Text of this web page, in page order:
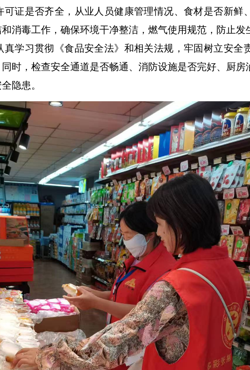
证是否齐全，从业人员健康管理情况、食材是否新鲜
消毒工作，确保环境干净整洁，燃气使用规范，防止
学习贯彻《食品安全法》和相关法规，牢固树立安全
时，检查安全通道是否畅通、消防设施是否完好、厨
隐患。